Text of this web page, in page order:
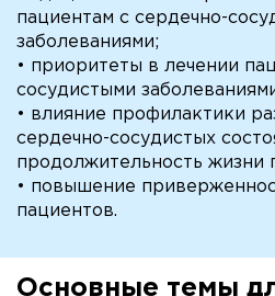
пациентам с сердечно-
заболеваниями;
• приоритеты в лечении
сосудистыми
• влияние профилактики
сердечно-сосудистых
продолжительность жизни
• повышение
пациентов.
Основные темы